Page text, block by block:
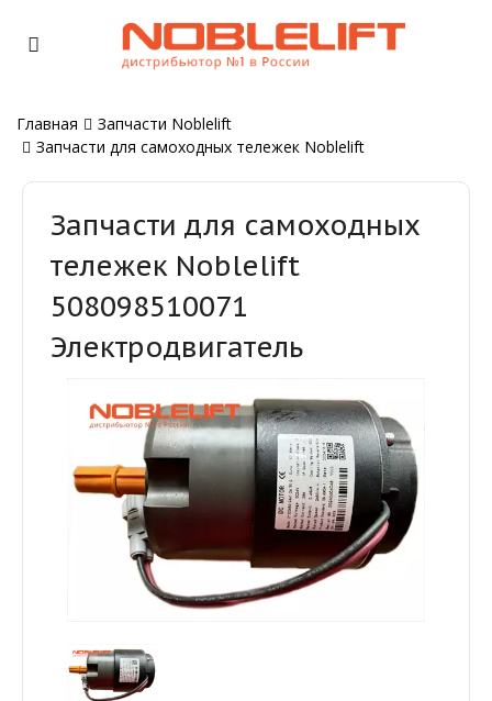
Главная
Запчасти Noblelift
Запчасти для самоходных тележек Noblelift
Запчасти для самоходных
тележек Noblelift
508098510071
Электродвигатель